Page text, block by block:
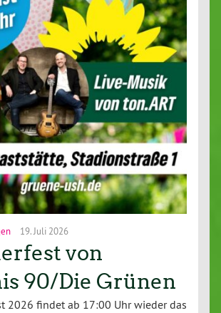
19. Juli 2026
von
90/Die Grünen
2026 findet ab 17:00 Uhr wieder das